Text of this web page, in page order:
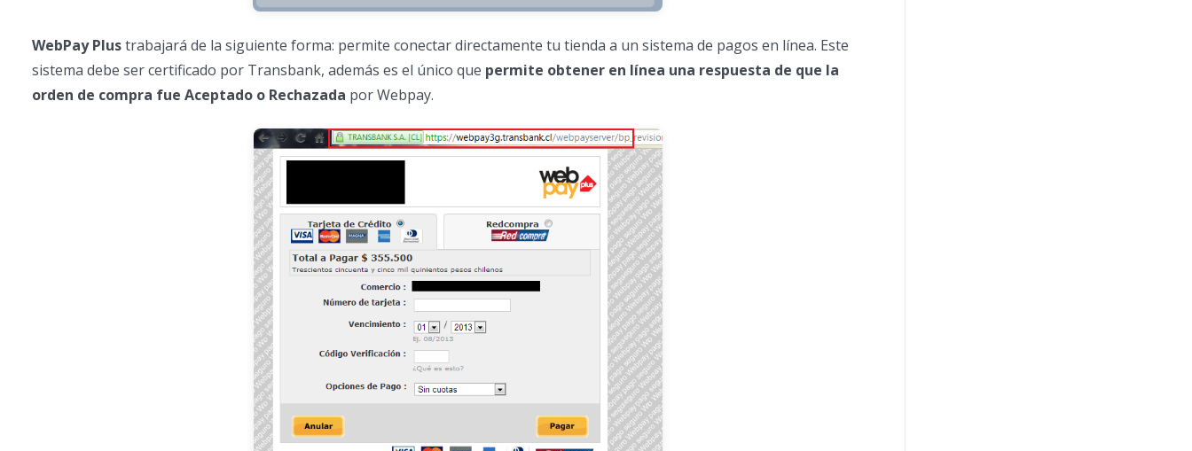
WebPay Plustrabajará de la siguiente forma: permite conectar directamente tu tienda a un sistema de pagos en línea. Este
sistema debe ser certificado por Transbank, además es el único que permite obtener en línea una respuesta de que la
orden de compra fue Aceptado o Rechazada por Webpay.